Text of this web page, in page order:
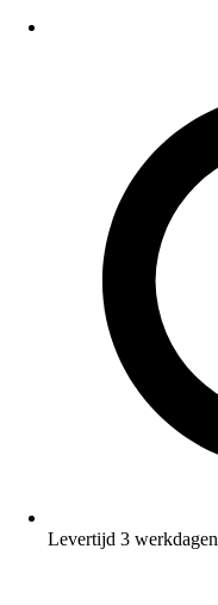
Levertijd 3 werkdagen